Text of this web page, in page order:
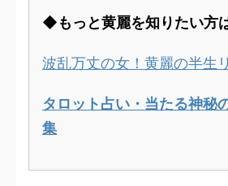
◆もっと黄麗を知りたい方
波乱万丈の女！黄麗の半生
タロット占い・当たる神秘
集